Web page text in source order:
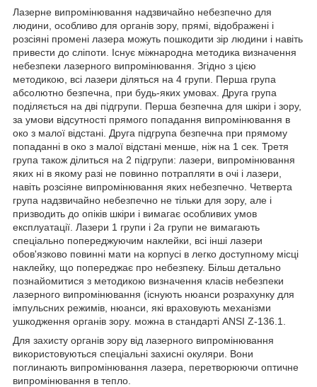
Лазерне випромінювання надзвичайно небезпечно для
людини, особливо для органів зору, прямі, відображені і
розсіяні промені лазера можуть пошкодити зір людини і навіть
привести до сліпоти. Існує міжнародна методика визначення
небезпеки лазерного випромінювання. Згідно з цією
методикою, всі лазери діляться на 4 групи. Перша група
абсолютно безпечна, при будь-яких умовах. Друга група
поділяється на дві підгрупи. Перша безпечна для шкіри і зору,
за умови відсутності прямого попадання випромінювання в
око з малої відстані. Друга підгрупа безпечна при прямому
попаданні в око з малої відстані менше, ніж на 1 сек. Третя
група також ділиться на 2 підгрупи: лазери, випромінювання
яких ні в якому разі не повинно потрапляти в очі і лазери,
навіть розсіяне випромінювання яких небезпечно. Четверта
група надзвичайно небезпечно не тільки для зору, але і
призводить до опіків шкіри і вимагає особливих умов
експлуатації. Лазери 1 групи і 2а групи не вимагають
спеціально попереджуючим наклейки, всі інші лазери
обов'язково повинні мати на корпусі в легко доступному місці
наклейку, що попереджає про небезпеку. Більш детально
познайомитися з методикою визначення класів небезпеки
лазерного випромінювання (існують нюанси розрахунку для
імпульсних режимів, нюанси, які враховують механізми
ушкодження органів зору. можна в стандарті ANSI Z-136.1.
Для захисту органів зору від лазерного випромінювання
використовуються спеціальні захисні окуляри. Вони
поглинають випромінювання лазера, перетворюючи оптичне
випромінювання в тепло.